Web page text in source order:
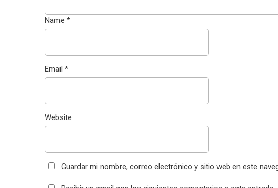
Name *
Email *
Website
Guardar mi nombre, correo electrónico y sitio web en este